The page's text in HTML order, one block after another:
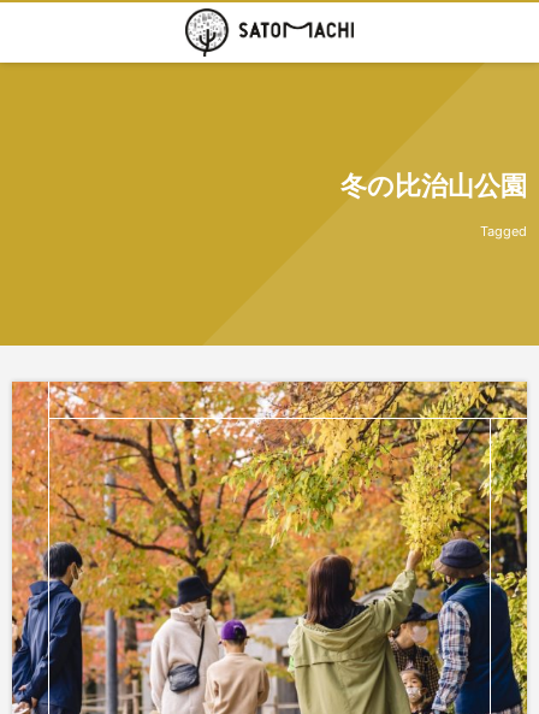
冬の比治山公園
Tagged